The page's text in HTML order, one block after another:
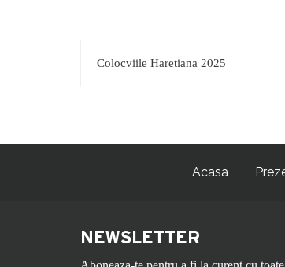
Colocviile Haretiana 2025
Acasa
NEWSLETTER